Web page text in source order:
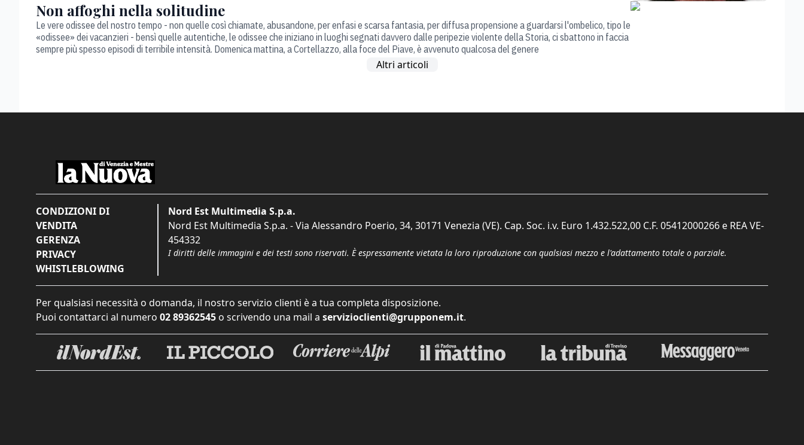
Non affoghi nella solitudine
Le vere odissee del nostro tempo - non quelle così chiamate, abusandone, per enfasi e scarsa fantasia, per diffusa propensione a guardarsi l'ombelico, tipo le
«odissee» dei vacanzieri - bensì quelle autentiche, le odissee che iniziano in luoghi segnati davvero dalle peripezie violente della Storia, ci sbattono in faccia
sempre più spesso episodi di terribile intensità. Domenica mattina, a Cortellazzo, alla foce del Piave, è avvenuto qualcosa del genere
Altri articoli
CONDIZIONI DI
VENDITA
GERENZA
PRIVACY
WHISTLEBLOWING
Nord Est Multimedia S.p.a.
Nord Est Multimedia S.p.a. - Via Alessandro Poerio, 34, 30171 Venezia (VE). Cap. Soc. i.v. Euro 1.432.522,00 C.F. 05412000266 e REA VE-
454332
I diritti delle immagini e dei testi sono riservati. È espressamente vietata la loro riproduzione con qualsiasi mezzo e l'adattamento totale o parziale.
Per qualsiasi necessità o domanda, il nostro servizio clienti è a tua completa disposizione.
Puoi contattarci al numero 02 89362545 o scrivendo una mail a servizioclienti@grupponem.it.